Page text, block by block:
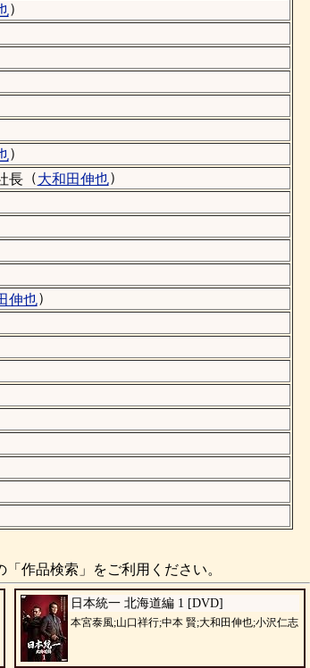
）
）
長（大和田伸也）
伸也）
作品検索」をご利用ください。
日本統一 北海道編 1 [DVD]
本宮泰風;山口祥行;中本 賢;大和田伸也;小沢仁志